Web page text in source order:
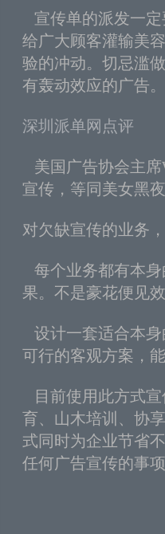
宣传单的派发一定
给广大顾客灌输美
验的冲动。切忌滥
有轰动效应的广告。
深圳派单网点评
美国广告协会主席
宣传，等同美女黑
对欠缺宣传的业务
每个业务都有本身
果。不是豪花便见
设计一套适合本身
可行的客观方案，
目前使用此方式
育、山木培训、协
式同时为企业节省
任何广告宣传的事